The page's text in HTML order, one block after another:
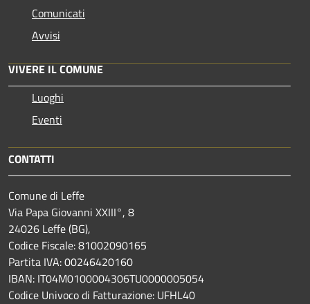
Comunicati
Avvisi
VIVERE IL COMUNE
Luoghi
Eventi
CONTATTI
Comune di Leffe
Via Papa Giovanni XXIII°, 8
24026 Leffe (BG),
Codice Fiscale: 81002090165
Partita IVA: 00246420160
IBAN: IT04M0100004306TU0000005054
Codice Univoco di Fatturazione: UFHL40